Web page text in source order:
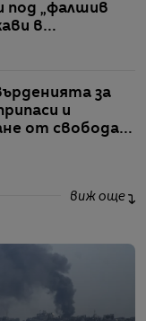
под „фалшив
в
за
и
от свобода
виж още